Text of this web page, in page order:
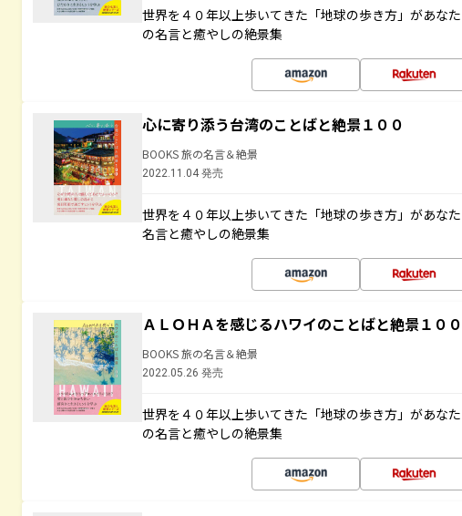
世界を４０年以上歩いてきた「地球の歩き方」があな
の名言と癒やしの絶景集
心に寄り添う台湾のことばと絶景１００
BOOKS 旅の名言＆絶景
2022.11.04 発売
世界を４０年以上歩いてきた「地球の歩き方」があな
名言と癒やしの絶景集
ＡＬＯＨＡを感じるハワイのことばと絶景１００
BOOKS 旅の名言＆絶景
2022.05.26 発売
世界を４０年以上歩いてきた「地球の歩き方」があな
の名言と癒やしの絶景集